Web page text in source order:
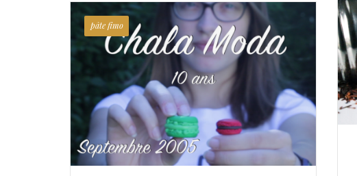
pâte fimo